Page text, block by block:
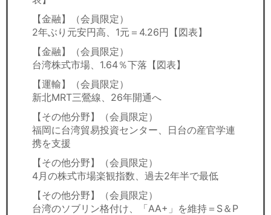
【金融】（会員限定）
2年ぶり元安円高、1元＝4.26円【図表】
【金融】（会員限定）
台湾株式市場、1.64％下落【図表】
【運輸】（会員限定）
新北MRT三鶯線、26年開通へ
【その他分野】（会員限定）
福岡に台湾貿易投資センター、日台の産官学連
携を支援
【その他分野】（会員限定）
4月の株式市場楽観指数、過去2年半で最低
【その他分野】（会員限定）
台湾のソブリン格付け、「AA+」を維持＝S＆P